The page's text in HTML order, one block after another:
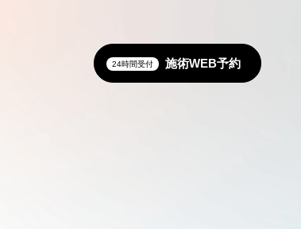
24時間受付 施術WEB予約